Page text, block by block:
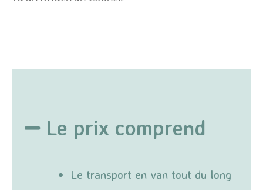
Le prix comprend
Le transport en van tout du long